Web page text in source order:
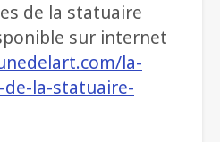
de la statuaire
sur internet
la-
de-la-statuaire-